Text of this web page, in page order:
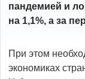
пандемией и
на 1,1%, а за
При этом
экономиках